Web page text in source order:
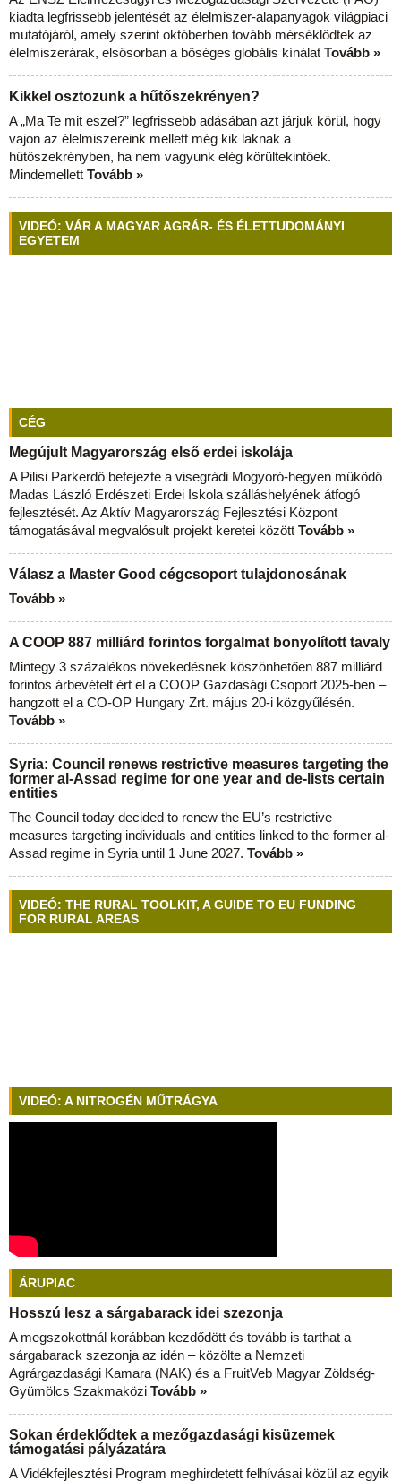
kiadta legfrissebb jelentését az élelmiszer-alapanyagok világpiaci
mutatójáról, amely szerint októberben tovább mérséklődtek az
élelmiszerárak, elsősorban a bőséges globális kínálat Tovább »
Kikkel osztozunk a hűtőszekrényen?
A „Ma Te mit eszel?” legfrissebb adásában azt járjuk körül, hogy
vajon az élelmiszereink mellett még kik laknak a
hűtőszekrényben, ha nem vagyunk elég körültekintőek.
Mindemellett Tovább »
VIDEÓ: VÁR A MAGYAR AGRÁR- ÉS ÉLETTUDOMÁNYI
EGYETEM
CÉG
Megújult Magyarország első erdei iskolája
A Pilisi Parkerdő befejezte a visegrádi Mogyoró-hegyen működő
Madas László Erdészeti Erdei Iskola szálláshelyének átfogó
fejlesztését. Az Aktív Magyarország Fejlesztési Központ
támogatásával megvalósult projekt keretei között Tovább »
Válasz a Master Good cégcsoport tulajdonosának
Tovább »
A COOP 887 milliárd forintos forgalmat bonyolított tavaly
Mintegy 3 százalékos növekedésnek köszönhetően 887 milliárd
forintos árbevételt ért el a COOP Gazdasági Csoport 2025-ben –
hangzott el a CO-OP Hungary Zrt. május 20-i közgyűlésén.
Tovább »
Syria: Council renews restrictive measures targeting the
former al-Assad regime for one year and de-lists certain
entities
The Council today decided to renew the EU’s restrictive
measures targeting individuals and entities linked to the former al-
Assad regime in Syria until 1 June 2027. Tovább »
VIDEÓ: THE RURAL TOOLKIT, A GUIDE TO EU FUNDING
FOR RURAL AREAS
VIDEÓ: A NITROGÉN MŰTRÁGYA
ÁRUPIAC
Hosszú lesz a sárgabarack idei szezonja
A megszokottnál korábban kezdődött és tovább is tarthat a
sárgabarack szezonja az idén – közölte a Nemzeti
Agrárgazdasági Kamara (NAK) és a FruitVeb Magyar Zöldség-
Gyümölcs Szakmaközi Tovább »
Sokan érdeklődtek a mezőgazdasági kisüzemek
támogatási pályázatára
A Vidékfejlesztési Program meghirdetett felhívásai közül az egyik